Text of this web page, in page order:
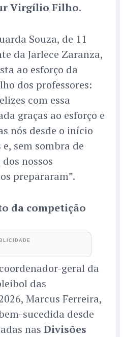
Virgílio Filho.
Souza, de 11
da Jarlece Zaranza,
ao esforço da
dos professores:
com essa
graças ao esforço e
nós desde o início
sem sombra de
nossos
prepararam”.
da competição
geral da
das
Marcus Ferreira,
sucedida desde
nas Divisões